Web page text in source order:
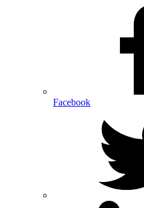
Facebook